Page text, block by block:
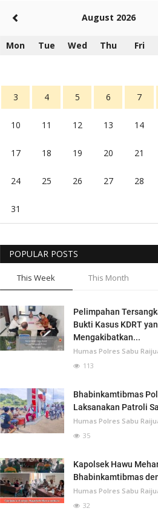
August 2026
Mon Tue Wed Thu Fri
3 4 5 6 7
10 11 12 13 14
17 18 19 20 21
24 25 26 27 28
31
POPULAR POSTS
This Week This Month
Pelimpahan
Bukti Kasus KDRT
Mengakibatkan...
Humas Polres Sabu
113
Bhabinkamtibmas
Laksanakan Patroli
Humas Polres Sabu
35
Kapolsek Hawu
Bhabinkamtibmas
Humas Polres Sabu
32